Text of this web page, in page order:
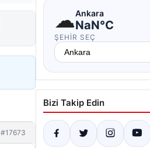
#17673
☁Ankara
NaN°C
ŞEHIR SEÇ
Bizi Takip Edin